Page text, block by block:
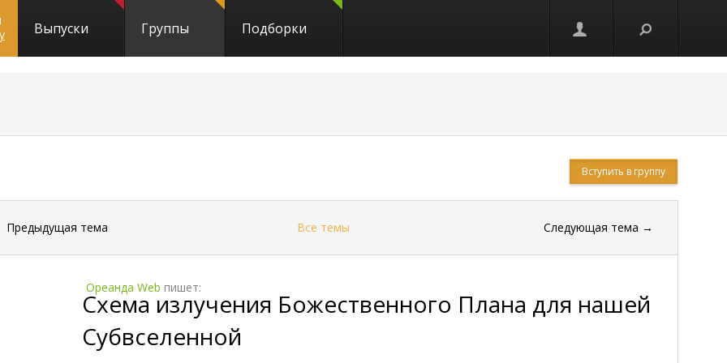
Выпуски Группы Подборки
Вступить в группу
Предыдущая тема Все темы Следующая тема →
Ореанда Web пишет:
Схема излучения Божественного Плана для нашей
Субвселенной